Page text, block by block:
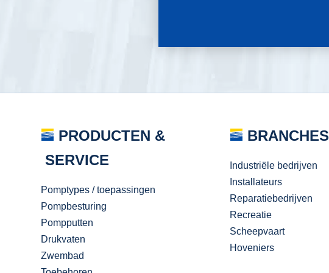
PRODUCTEN &
SERVICE
Pomptypes / toepassingen
Pompbesturing
Pompputten
Drukvaten
Zwembad
BRANCHES
Industriële bedrijven
Installateurs
Reparatiebedrijven
Recreatie
Scheepvaart
Hoveniers